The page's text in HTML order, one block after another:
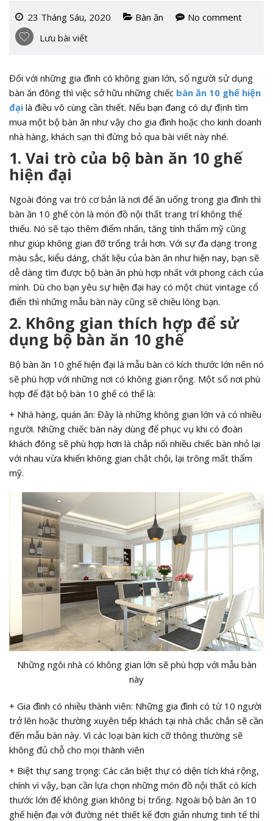
23 Tháng Sáu, 2020 Bàn ăn
No comment
Lưu bài viết
Đối với những gia đình có không gian lớn, số người sử dụng
bàn ăn đông thì việc sở hữu những chiếc bàn ăn 10 ghế hiện
đại là điều vô cùng cần thiết. Nếu bạn đang có dự định tìm
mua một bộ bàn ăn như vậy cho gia đình hoặc cho kinh doanh
nhà hàng, khách sạn thì đừng bỏ qua bài viết này nhé.
1. Vai trò của bộ bàn ăn 10 ghế
hiện đại
Ngoài đóng vai trò cơ bản là nơi để ăn uống trong gia đình thì
bàn ăn 10 ghế còn là món đồ nội thất trang trí không thể
thiếu. Nó sẽ tạo thêm điểm nhấn, tăng tính thẩm mỹ cũng
như giúp không gian đỡ trống trải hơn. Với sự đa dạng trong
màu sắc, kiểu dáng, chất liệu của bàn ăn như hiện nay, bạn sẽ
dễ dàng tìm được bộ bàn ăn phù hợp nhất với phong cách của
mình. Dù cho bạn yêu sự hiện đại hay có một chút vintage cổ
điển thì những mẫu bàn này cũng sẽ chiều lòng bạn.
2. Không gian thích hợp để sử
dụng bộ bàn ăn 10 ghế
Bộ bàn ăn 10 ghế hiện đại là mẫu bàn có kích thước lớn nên nó
sẽ phù hợp với những nơi có không gian rộng. Một số nơi phù
hợp để đặt bộ bàn 10 ghế có thể là:
+ Nhà hàng, quán ăn: Đây là những không gian lớn và có nhiều
người. Những chiếc bàn này dùng để phục vụ khi có đoàn
khách đông sẽ phù hợp hơn là chắp nối nhiều chiếc bàn nhỏ lại
với nhau vừa khiến không gian chật chội, lại trông mất thẩm
mỹ.
Những ngôi nhà có không gian lớn sẽ phù hợp với mẫu bàn
này
+ Gia đình có nhiều thành viên: Những gia đình có từ 10 người
trở lên hoặc thường xuyên tiếp khách tại nhà chắc chắn sẽ cần
đến mẫu bàn này. Vì các loại bàn kích cỡ thông thường sẽ
không đủ chỗ cho mọi thành viên
+ Biệt thự sang trọng: Các căn biệt thự có diện tích khá rộng,
chính vì vậy, bạn cần lựa chọn những món đồ nội thất có kích
thước lớn để không gian không bị trống. Ngoài bộ bàn ăn 10
ghế hiện đại với đường nét thiết kế đơn giản nhưng tinh tế thì